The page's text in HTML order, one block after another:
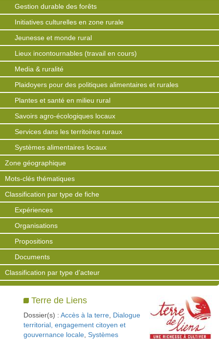
Gestion durable des forêts
Initiatives culturelles en zone rurale
Jeunesse et monde rural
Lieux incontournables (travail en cours)
Media & ruralité
Plaidoyers pour des politiques alimentaires et rurales
Plantes et santé en milieu rural
Savoirs agro-écologiques locaux
Services dans les territoires ruraux
Systèmes alimentaires locaux
Zone géographique
Mots-clés thématiques
Classification par type de fiche
Expériences
Organisations
Propositions
Documents
Classification par type d’acteur
Terre de Liens
Dossier(s) : Accès à la terre Dialogue
territorial, engagement citoyen et
gouvernance locale Systèmes